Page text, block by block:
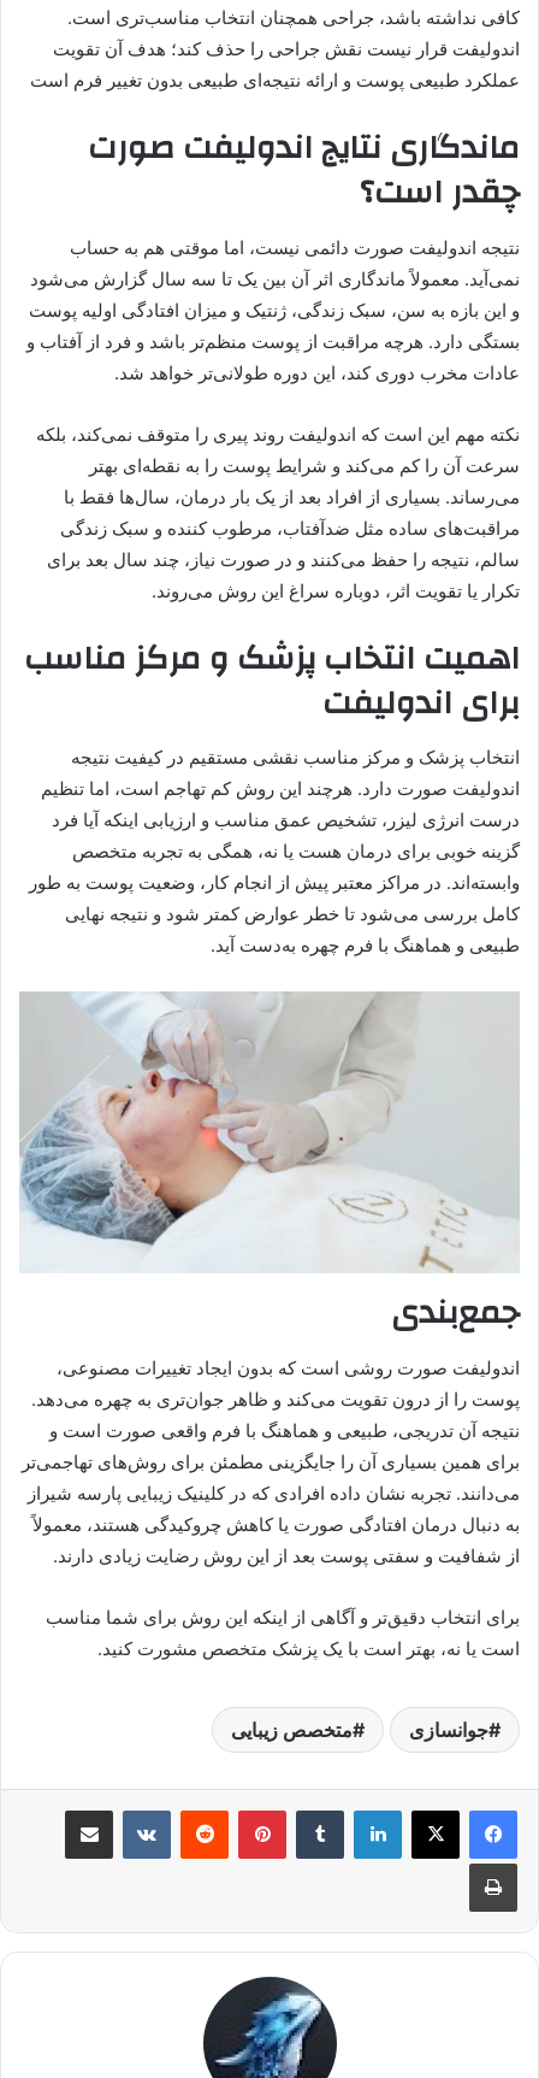
کافی نداشته باشد، جراحی همچنان انتخاب مناسب‌تری است.
اندولیفت قرار نیست نقش جراحی را حذف کند؛ هدف آن تقویت
عملکرد طبیعی پوست و ارائه نتیجه‌ای طبیعی بدون تغییر فرم است
ماندگاری نتایج اندولیفت صورت
چقدر است؟
نتیجه اندولیفت صورت دائمی نیست، اما موقتی هم به حساب
نمی‌آید. معمولاً ماندگاری اثر آن بین یک تا سه سال گزارش می‌شود
و این بازه به سن، سبک زندگی، ژنتیک و میزان افتادگی اولیه پوست
بستگی دارد. هرچه مراقبت از پوست منظم‌تر باشد و فرد از آفتاب و
عادات مخرب دوری کند، این دوره طولانی‌تر خواهد شد.
نکته مهم این است که اندولیفت روند پیری را متوقف نمی‌کند، بلکه
سرعت آن را کم می‌کند و شرایط پوست را به نقطه‌ای بهتر
می‌رساند. بسیاری از افراد بعد از یک بار درمان، سال‌ها فقط با
مراقبت‌های ساده مثل ضدآفتاب، مرطوب کننده و سبک زندگی
سالم، نتیجه را حفظ می‌کنند و در صورت نیاز، چند سال بعد برای
تکرار یا تقویت اثر، دوباره سراغ این روش می‌روند.
اهمیت انتخاب پزشک و مرکز مناسب
برای اندولیفت
انتخاب پزشک و مرکز مناسب نقشی مستقیم در کیفیت نتیجه
اندولیفت صورت دارد. هرچند این روش کم تهاجم است، اما تنظیم
درست انرژی لیزر، تشخیص عمق مناسب و ارزیابی اینکه آیا فرد
گزینه خوبی برای درمان هست یا نه، همگی به تجربه متخصص
وابسته‌اند. در مراکز معتبر پیش از انجام کار، وضعیت پوست به طور
کامل بررسی می‌شود تا خطر عوارض کمتر شود و نتیجه نهایی
طبیعی و هماهنگ با فرم چهره به‌دست آید.
جمع‌بندی
اندولیفت صورت روشی است که بدون ایجاد تغییرات مصنوعی،
پوست را از درون تقویت می‌کند و ظاهر جوان‌تری به چهره می‌دهد.
نتیجه آن تدریجی، طبیعی و هماهنگ با فرم واقعی صورت است و
برای همین بسیاری آن را جایگزینی مطمئن برای روش‌های تهاجمی‌تر
می‌دانند. تجربه نشان داده افرادی که در کلینیک زیبایی پارسه شیراز
به دنبال درمان افتادگی صورت یا کاهش چروکیدگی هستند، معمولاً
از شفافیت و سفتی پوست بعد از این روش رضایت زیادی دارند.
برای انتخاب دقیق‌تر و آگاهی از اینکه این روش برای شما مناسب
است یا نه، بهتر است با یک پزشک متخصص مشورت کنید.
جوانسازی متخصص زیبایی
لینکدین ‫تامبلر پینترست‫رددیت ‫VKontakteاشتراک گذاری از طریق ایمیل
چاپ